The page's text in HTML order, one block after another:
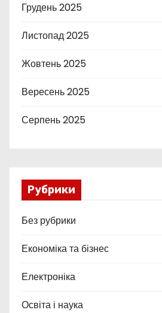
Грудень 2025
Листопад 2025
Жовтень 2025
Вересень 2025
Серпень 2025
Рубрики
Без рубрики
Економіка та бізнес
Електроніка
Освіта і наука